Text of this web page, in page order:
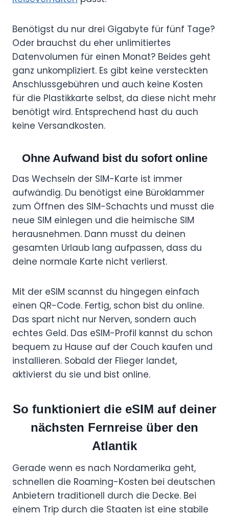
Benötigst du nur drei Gigabyte für fünf Tage?
Oder brauchst du eher unlimitiertes
Datenvolumen für einen Monat? Beides geht
ganz unkompliziert. Es gibt keine versteckten
Anschlussgebühren und auch keine Kosten
für die Plastikkarte selbst, da diese nicht mehr
benötigt wird. Entsprechend hast du auch
keine Versandkosten.
Ohne Aufwand bist du sofort online
Das Wechseln der SIM-Karte ist immer
aufwändig. Du benötigst eine Büroklammer
zum Öffnen des SIM-Schachts und musst die
neue SIM einlegen und die heimische SIM
herausnehmen. Dann musst du deinen
gesamten Urlaub lang aufpassen, dass du
deine normale Karte nicht verlierst.
Mit der eSIM scannst du hingegen einfach
einen QR-Code. Fertig, schon bist du online.
Das spart nicht nur Nerven, sondern auch
echtes Geld. Das eSIM-Profil kannst du schon
bequem zu Hause auf der Couch kaufen und
installieren. Sobald der Flieger landet,
aktivierst du sie und bist online.
So funktioniert die eSIM auf deiner
nächsten Fernreise über den
Atlantik
Gerade wenn es nach Nordamerika geht,
schnellen die Roaming-Kosten bei deutschen
Anbietern traditionell durch die Decke. Bei
einem Trip durch die Staaten ist eine stabile